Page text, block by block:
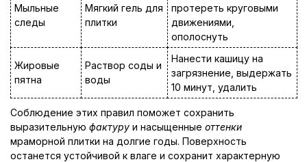
Мыльные
следы
Мягкий гель для
плитки
протереть круговыми
движениями,
ополоснуть
Жировые
пятна
Раствор соды и
воды
Нанести кашицу на
загрязнение, выдержать
10 минут, удалить
Соблюдение этих правил поможет сохранить
выразительную фактуру и насыщенные оттенки
мраморной плитки на долгие годы. Поверхность
останется устойчивой к влаге и сохранит характерную